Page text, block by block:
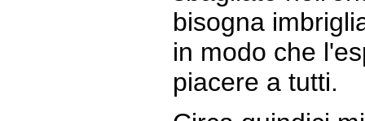
bisogna
in modo che
piacere a tutti.